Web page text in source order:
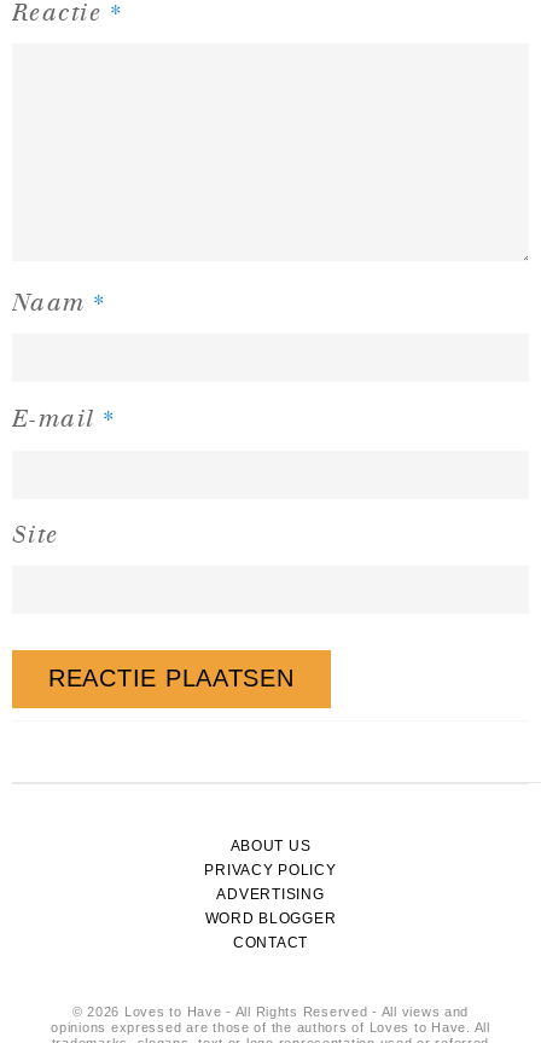
Reactie *
Naam *
E-mail *
Site
ABOUT US
PRIVACY POLICY
ADVERTISING
WORD BLOGGER
CONTACT
© 2026 Loves to Have - All Rights Reserved - All views and
opinions expressed are those of the authors of Loves to Have. All